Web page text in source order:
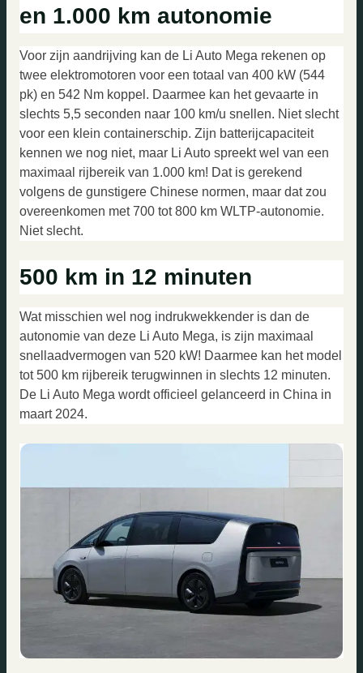
en 1.000 km autonomie
Voor zijn aandrijving kan de Li Auto Mega rekenen op
twee elektromotoren voor een totaal van 400 kW (544
pk) en 542 Nm koppel. Daarmee kan het gevaarte in
slechts 5,5 seconden naar 100 km/u snellen. Niet slecht
voor een klein containerschip. Zijn batterijcapaciteit
kennen we nog niet, maar Li Auto spreekt wel van een
maximaal rijbereik van 1.000 km! Dat is gerekend
volgens de gunstigere Chinese normen, maar dat zou
overeenkomen met 700 tot 800 km WLTP-autonomie.
Niet slecht.
500 km in 12 minuten
Wat misschien wel nog indrukwekkender is dan de
autonomie van deze Li Auto Mega, is zijn maximaal
snellaadvermogen van 520 kW! Daarmee kan het model
tot 500 km rijbereik terugwinnen in slechts 12 minuten.
De Li Auto Mega wordt officieel gelanceerd in China in
maart 2024.